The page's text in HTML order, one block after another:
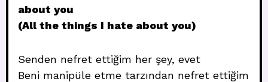
about you
(All the things I hate about you)
Senden nefret ettiğim her şey, evet
Beni manipüle etme tarzından nefret ettiğim